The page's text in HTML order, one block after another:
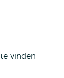
vinden